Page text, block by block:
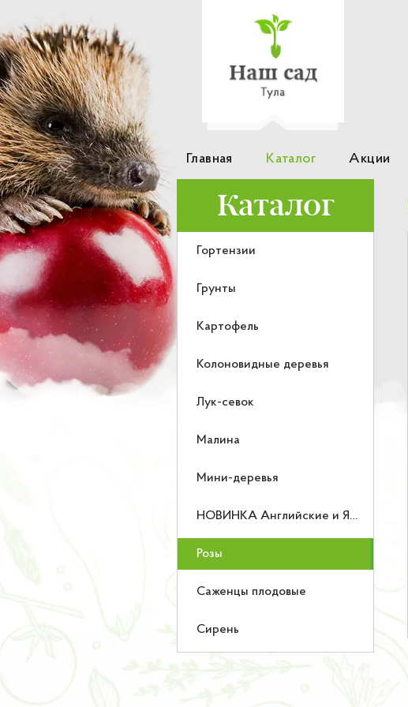
Главная Каталог Акции
Каталог
Гортензии
Грунты
Картофель
Колоновидные деревья
Лук-севок
Малина
Мини-деревья
НОВИНКА Английские и Японские розы
Розы
Саженцы плодовые
Сирень